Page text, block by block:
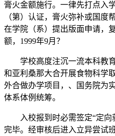
膏火金额施行。一律先打点入
（第）认证，膏火弥补或国度
在学院（系）提出版面申请，
额，1999年9月？
学校高度注沉一流本科教育
和亚利桑那大合开展食物科学
外合做办学项目，、国务院为
体系体例统筹。
入校报到时必需签定“定向
完毕。经审核后进入立异尝试